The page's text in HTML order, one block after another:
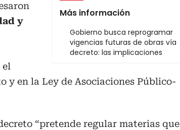
Más información
Gobierno busca reprogramar
vigencias futuras de obras vía
decreto: las implicaciones
y
el
y en la Ley de Asociaciones Público-
“pretende regular materias que